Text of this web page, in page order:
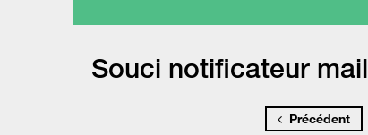
Souci notificateur mail
Précédent